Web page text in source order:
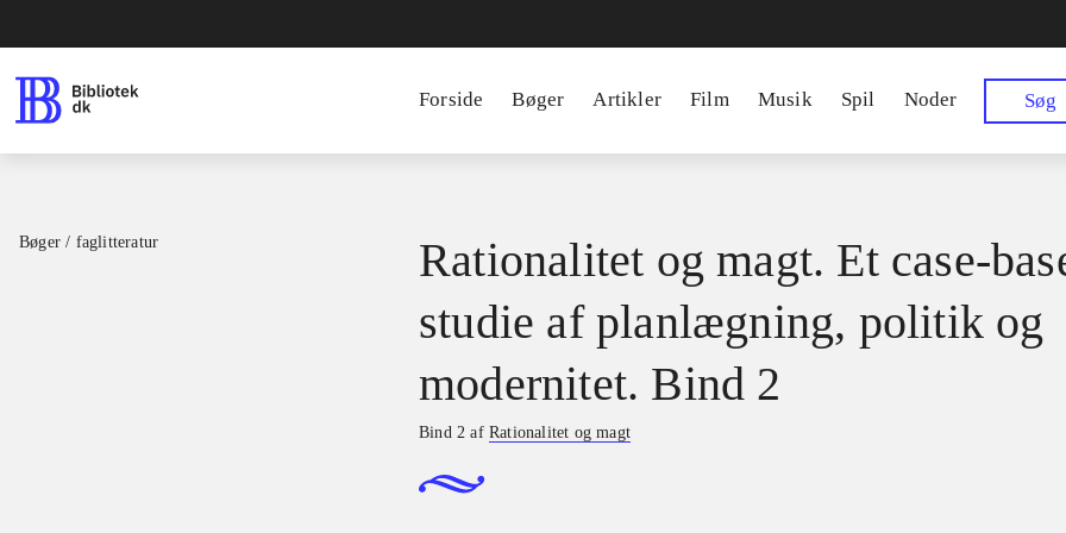
Forside Bøger Artikler Film Musik Spil Noder Søg
Bøger / faglitteratur
Rationalitet og magt. Et case-
studie af planlægning, politik og
modernitet. Bind 2
Bind 2 afRationalitet og magt